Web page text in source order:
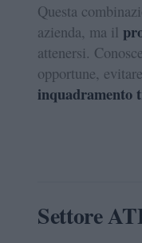
Questa
azienda, ma il
attenersi.
opportune, evitare
inquadramento
Settore